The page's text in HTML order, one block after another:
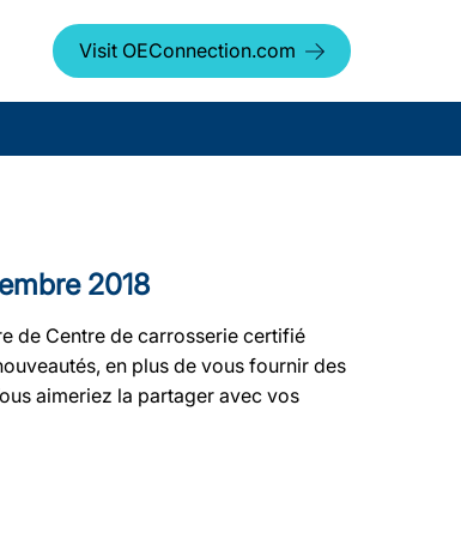
Visit OEConnection.com
2018
de Centre de carrosserie certifié
en plus de vous fournir des
aimeriez la partager avec vos